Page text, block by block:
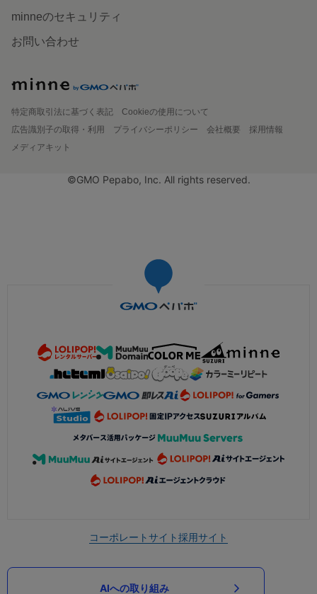
minneのセキュリティ
お問い合わせ
特定商取引法に基づく表記
Cookieの使用について
広告識別子の取得・利用
プライバシーポリシー 会社概要
採用情報
メディアキット
©GMO Pepabo, Inc. All rights reserved.
コーポレートサイト採用サイト
AIへの取り組み